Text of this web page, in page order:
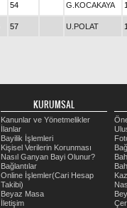
54 G.KOCAKAYA
57 U.POLAT
KURUMSAL
Kanunlar ve Yönetmelikler
İlanlar
Bayilik İşlemleri
Kişisel Verilerin Korunması
Nasıl Ganyan Bayi Olunur?
Bağlantılar
Online İşlemler(Cari Hesap
Takibi)
Beyaz Masa
İletişim